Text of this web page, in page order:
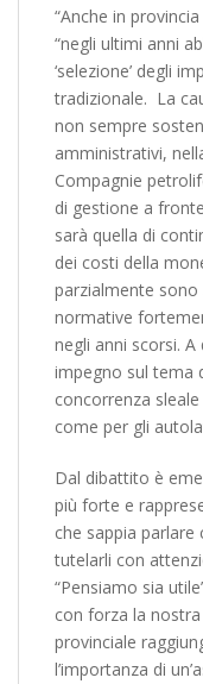
“Anche in
“negli ultimi anni
‘selezione’ degli
tradizionale. La
non sempre
amministrativi,
Compagnie
di gestione a
sarà quella di
dei costi della
parzialmente
normative
negli anni scorsi.
impegno sul tema
concorrenza
come per gli
Dal dibattito è
più forte e
che sappia
tutelarli con
“Pensiamo sia
con forza la
provinciale
l’importanza di